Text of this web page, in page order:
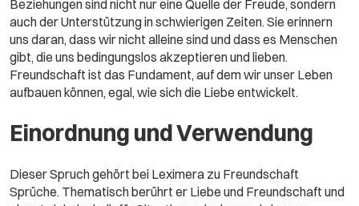
Beziehungen sind nicht nur eine Quelle der Freude, sondern
auch der Unterstützung in schwierigen Zeiten. Sie erinnern
uns daran, dass wir nicht alleine sind und dass es Menschen
gibt, die uns bedingungslos akzeptieren und lieben.
Freundschaft ist das Fundament, auf dem wir unser Leben
aufbauen können, egal, wie sich die Liebe entwickelt.
Einordnung und Verwendung
Dieser Spruch gehört bei Leximera zu Freundschaft
Sprüche. Thematisch berührt er Liebe und Freundschaft und